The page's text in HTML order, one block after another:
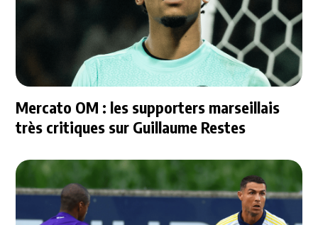
Mercato OM : les supporters marseillais
très critiques sur Guillaume Restes